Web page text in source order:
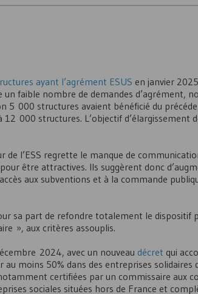
ayant l’agrément ESUS en janvier
un faible nombre de demandes d’agrément,
5 000 structures avaient bénéficié du
000 structures. L’objectif d’élargissement
de l’ESS regrette le manque de
être attractives. Ils suggèrent donc
aux subventions et à la commande
sa part de refondre totalement le dispositif
», aux critères assouplis.
2024, avec un nouveau décret qui
moins 50% dans des entreprises solidaires
certifiées par un commissaire aux
sociales situées hors de France et